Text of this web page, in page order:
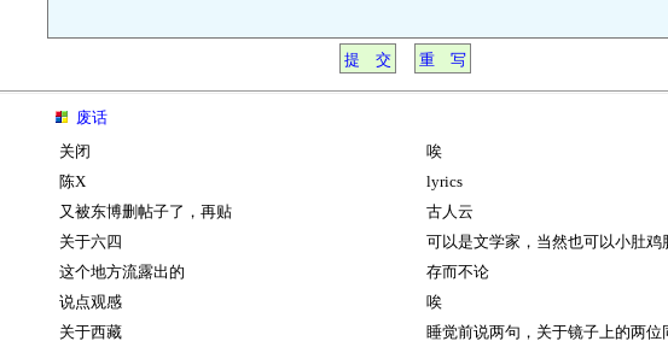
废话
关闭
陈X
又被东博删帖子了，再贴
关于六四
这个地方流露出的
说点观感
关于西藏
唉
lyrics
古人云
可以是文学家，当然也可以小肚鸡
存而不论
唉
睡觉前说两句，关于镜子上的两位